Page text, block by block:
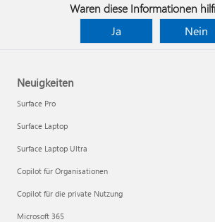
Waren diese Informationen
Ja
Nein
Neuigkeiten
Surface Pro
Surface Laptop
Surface Laptop Ultra
Copilot für Organisationen
Copilot für die private Nutzung
Microsoft 365